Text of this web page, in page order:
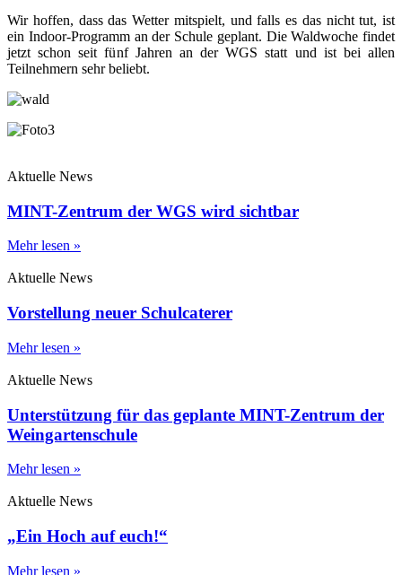
Wir hoffen, dass das Wetter mitspielt, und falls es das nicht tut, ist
ein Indoor-Programm an der Schule geplant. Die Waldwoche findet
jetzt schon seit fünf Jahren an der WGS statt und ist bei allen
Teilnehmern sehr beliebt.
Aktuelle News
MINT-Zentrum der WGS wird sichtbar
Mehr lesen »
Aktuelle News
Vorstellung neuer Schulcaterer
Mehr lesen »
Aktuelle News
Unterstützung für das geplante MINT-Zentrum der
Weingartenschule
Mehr lesen »
Aktuelle News
„Ein Hoch auf euch!“
Mehr lesen »